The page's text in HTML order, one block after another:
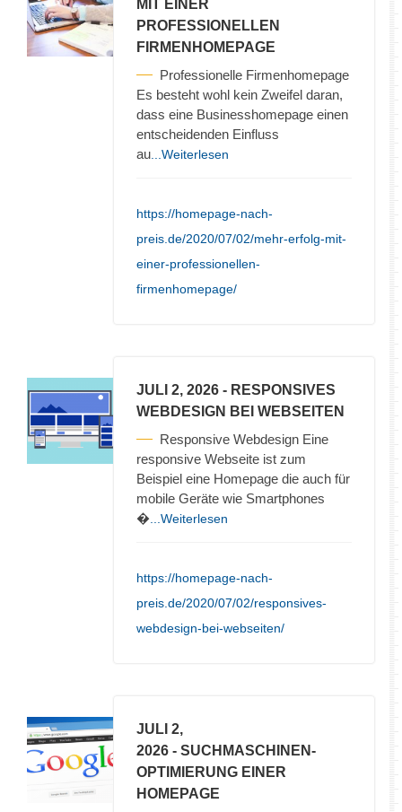
MIT EINER
PROFESSIONELLEN
FIRMENHOMEPAGE
Professionelle Firmenhomepage
Es besteht wohl kein Zweifel daran,
dass eine Businesshomepage einen
entscheidenden Einfluss
au ...Weiterlesen
https://homepage-nach-
preis.de/2020/07/02/mehr-erfolg-mit-
einer-professionellen-
firmenhomepage/
JULI 2, 2026 - RESPONSIVES
WEBDESIGN BEI WEBSEITEN
Responsive Webdesign Eine
responsive Webseite ist zum
Beispiel eine Homepage die auch für
mobile Geräte wie Smartphones
� ...Weiterlesen
https://homepage-nach-
preis.de/2020/07/02/responsives-
webdesign-bei-webseiten/
JULI 2,
2026 - SUCHMASCHINEN-
OPTIMIERUNG EINER
HOMEPAGE